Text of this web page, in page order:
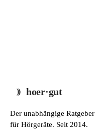
hoer·gut
Der unabhängige Ratgeber
für Hörgeräte. Seit 2014.